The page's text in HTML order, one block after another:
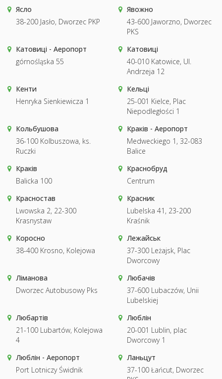
Ясло
38-200 Jasło, Dworzec PKP
Явожно
43-600 Jaworzno, Dworzec
PKS
Катовиці - Аеропорт
górnośląska 55
Катовиці
40-010 Katowice, Ul.
Andrzeja 12
Кенти
Henryka Sienkiewicza 1
Кельці
25-001 Kielce, Plac
Niepodległości 1
Кольбушова
36-100 Kolbuszowa, ks.
Ruczki
Краків - Аеропорт
Medweckiego 1, 32-083
Balice
Краків
Balicka 100
Краснобруд
Centrum
Красностав
Lwowska 2, 22-300
Krasnystaw
Красник
Lubelska 41, 23-200
Kraśnik
Коросно
38-400 Krosno, Kolejowa
Лежайськ
37-300 Leżajsk, Plac
Dworcowy
Ліманова
Dworzec Autobusowy Pks
Любачів
37-600 Lubaczów, Unii
Lubelskiej
Любартів
21-100 Lubartów, Kolejowa
4
Люблін
20-001 Lublin, plac
Dworcowy 1
Люблін - Аеропорт
Port Lotniczy Świdnik
Ланьцут
37-100 Łańcut, Dworzec